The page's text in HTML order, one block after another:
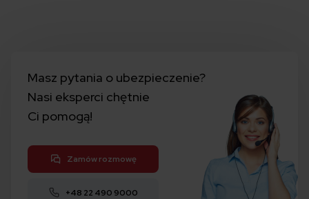
Masz pytania o ubezpieczenie?
Nasi eksperci chętnie
Ci pomogą!
Zamów rozmowę
+48 22 490 9000